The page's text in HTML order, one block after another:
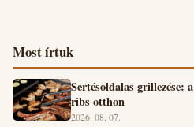
Most írtuk
Sertésoldalas grillezése:
ribs otthon
2026. 08. 07.